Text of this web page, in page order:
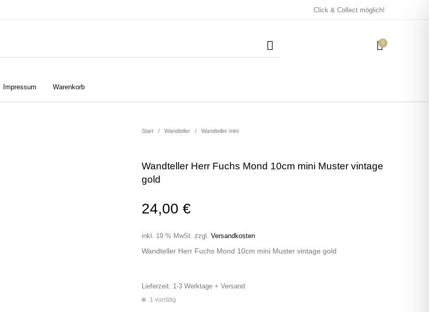
Click & Collect möglich!
0
Impressum Warenkorb
Taschen/Turnbeutel
Start / Wandteller / Wandteller mini
Wandteller Herr Fuchs Mond 10cm mini Muster vintage
gold
24,00 €
inkl. 19 % MwSt. zzgl. Versandkosten
Wandteller Herr Fuchs Mond 10cm mini Muster vintage gold
Lieferzeit: 1-3 Werktage + Versand
1 vorrätig